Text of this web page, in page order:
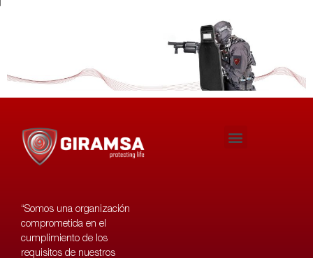
“Somos una organización
comprometida en el
cumplimiento de los
requisitos de nuestros